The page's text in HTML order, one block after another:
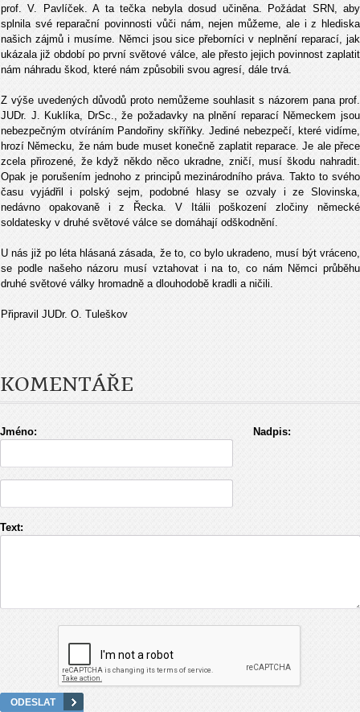
prof. V. Pavlíček. A ta tečka nebyla dosud učiněna. Požádat SRN, aby
splnila své reparační povinnosti vůči nám, nejen můžeme, ale i z hlediska
našich zájmů i musíme. Němci jsou sice přeborníci v neplnění reparací, jak
ukázala již období po první světové válce, ale přesto jejich povinnost zaplatit
nám náhradu škod, které nám způsobili svou agresí, dále trvá.
Z výše uvedených důvodů proto nemůžeme souhlasit s názorem pana prof.
JUDr. J. Kuklíka, DrSc., že požadavky na plnění reparací Německem jsou
nebezpečným otvíráním Pandořiny skříňky. Jediné nebezpečí, které vidíme,
hrozí Německu, že nám bude muset konečně zaplatit reparace. Je ale přece
zcela přirozené, že když někdo něco ukradne, zničí, musí škodu nahradit.
Opak je porušením jednoho z principů mezinárodního práva. Takto to svého
času vyjádřil i polský sejm, podobné hlasy se ozvaly i ze Slovinska,
nedávno opakovaně i z Řecka. V Itálii poškození zločiny německé
soldatesky v druhé světové válce se domáhají odškodnění.
U nás již po léta hlásaná zásada, že to, co bylo ukradeno, musí být vráceno,
se podle našeho názoru musí vztahovat i na to, co nám Němci průběhu
druhé světové války hromadně a dlouhodobě kradli a ničili.
Připravil JUDr. O. Tuleškov
KOMENTÁŘE
Jméno: Nadpis:
Text: